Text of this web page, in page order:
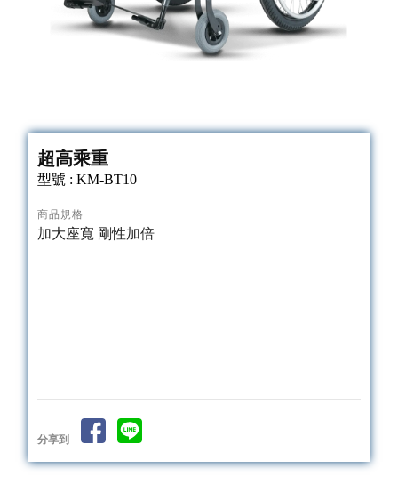
超高乘重
型號 : KM-BT10
商品規格
加大座寬 剛性加倍
分享到